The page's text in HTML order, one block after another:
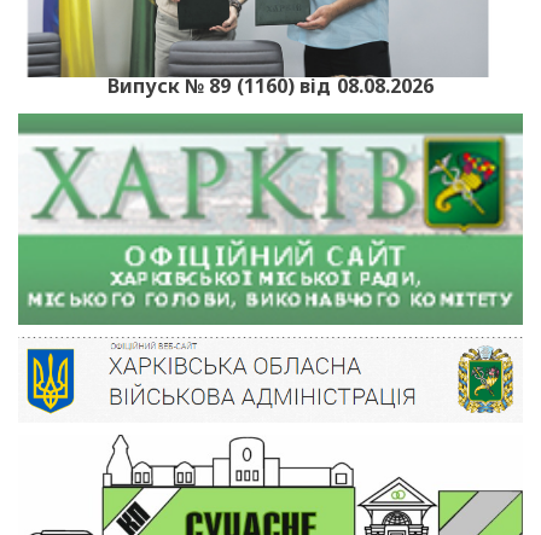
Випуск № 89 (1160) від 08.08.2026